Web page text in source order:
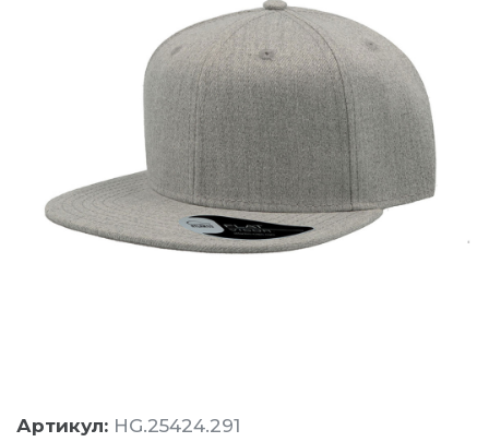
Артикул: HG.25424.291